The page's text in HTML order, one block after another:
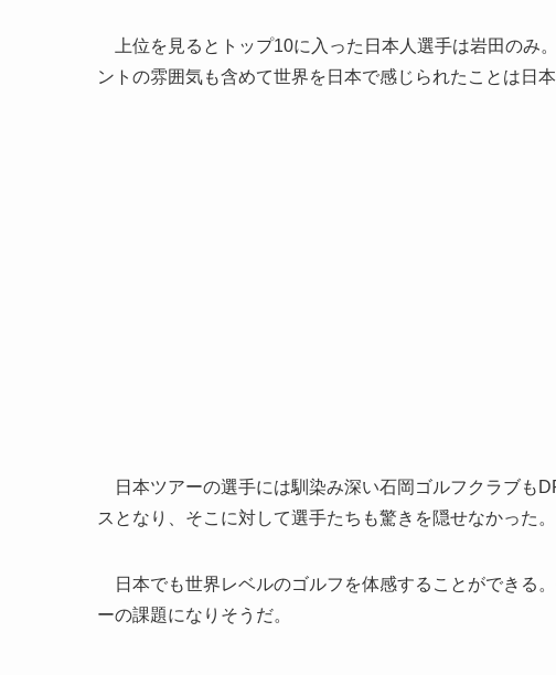
上位を見るとトップ10に入った日本人選手は岩田のみ
ントの雰囲気も含めて世界を日本で感じられたことは日
日本ツアーの選手には馴染み深い石岡ゴルフクラブも
スとなり、そこに対して選手たちも驚きを隠せなかった。
日本でも世界レベルのゴルフを体感することができる
ーの課題になりそうだ。